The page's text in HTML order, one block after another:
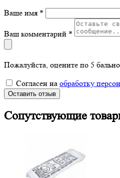
Ваше имя *
Ваш комментарий *
Пожалуйста, оцените по 5
Согласен на обработку
Оставить отзыв
Сопутствующие